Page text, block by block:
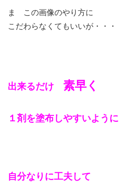
ま この画像のやり方に
こだわらなくてもいいが・・・
出来るだけ 素早く
１剤を塗布しやすいように
自分なりに工夫して